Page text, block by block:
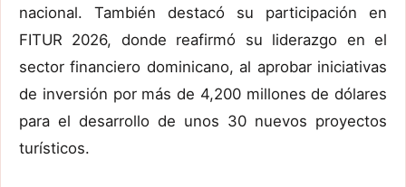
nacional. También destacó su participación en
FITUR 2026, donde reafirmó su liderazgo en el
sector financiero dominicano, al aprobar iniciativas
de inversión por más de 4,200 millones de dólares
para el desarrollo de unos 30 nuevos proyectos
turísticos.